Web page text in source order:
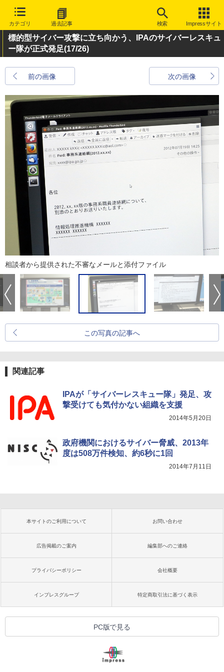
カテゴリ 過去記事 検索 Impressサイト
標的型サイバー攻撃に立ち向かう、IPAのサイバーレスキュ
ー隊が正式発足(17/26)
前の画像 次の画像
相談者から提供された不審なメールと添付ファイル
この写真の記事へ
関連記事
IPAが「サイバーレスキュー隊」発足、攻
撃受けても気付かない組織を支援
2014年5月20日
政府機関におけるサイバー脅威、2013年
度は508万件検知、約6秒に1回
2014年7月11日
本サイトのご利用について お問い合わせ
広告掲載のご案内 編集部へのご連絡
プライバシーポリシー 会社概要
インプレスグループ 特定商取引法に基づく表示
PC版で見る